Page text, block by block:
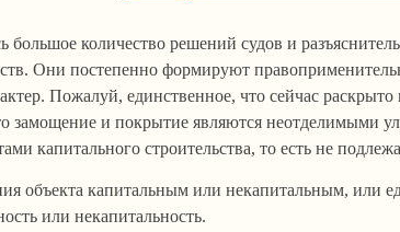
большое количество решений судов и
Они постепенно формируют
Пожалуй, единственное, что сейчас раскрыто
замощение и покрытие являются неотделимыми
капитального строительства, то есть не
объекта капитальным или некапитальным, или
или некапитальность.